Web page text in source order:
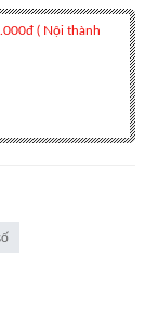
( Nội thành